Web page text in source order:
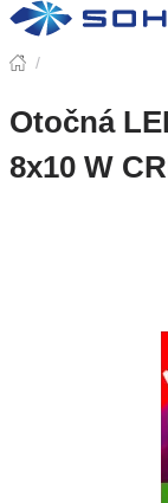
/
Otočná
8x10 W